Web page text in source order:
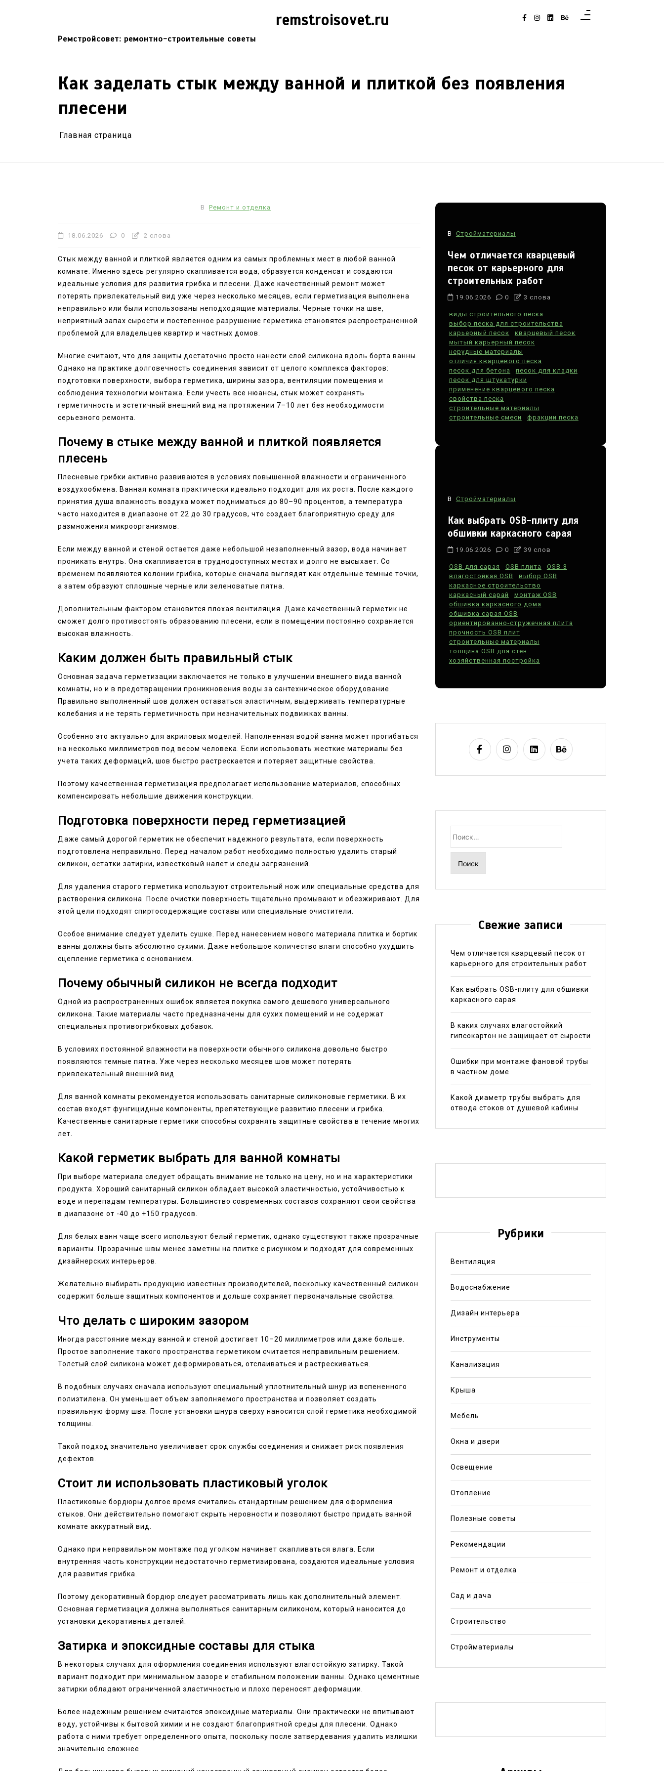
remstroisovet.ru
Ремстройсовет: ремонтно-строительные советы
Как заделать стык между ванной и плиткой без появления
плесени
Главная страница
В Ремонт и отделка
18.06.2026 0 2 слова
Стык между ванной и плиткой является одним из самых проблемных мест в любой ванной
комнате. Именно здесь регулярно скапливается вода, образуется конденсат и создаются
идеальные условия для развития грибка и плесени. Даже качественный ремонт может
потерять привлекательный вид уже через несколько месяцев, если герметизация выполнена
неправильно или были использованы неподходящие материалы. Черные точки на шве,
неприятный запах сырости и постепенное разрушение герметика становятся распространенной
проблемой для владельцев квартир и частных домов.
Многие считают, что для защиты достаточно просто нанести слой силикона вдоль борта ванны.
Однако на практике долговечность соединения зависит от целого комплекса факторов:
подготовки поверхности, выбора герметика, ширины зазора, вентиляции помещения и
соблюдения технологии монтажа. Если учесть все нюансы, стык может сохранять
герметичность и эстетичный внешний вид на протяжении 7–10 лет без необходимости
серьезного ремонта.
Почему в стыке между ванной и плиткой появляется
плесень
Плесневые грибки активно развиваются в условиях повышенной влажности и ограниченного
воздухообмена. Ванная комната практически идеально подходит для их роста. После каждого
принятия душа влажность воздуха может подниматься до 80–90 процентов, а температура
часто находится в диапазоне от 22 до 30 градусов, что создает благоприятную среду для
размножения микроорганизмов.
Если между ванной и стеной остается даже небольшой незаполненный зазор, вода начинает
проникать внутрь. Она скапливается в труднодоступных местах и долго не высыхает. Со
временем появляются колонии грибка, которые сначала выглядят как отдельные темные точки,
а затем образуют сплошные черные или зеленоватые пятна.
Дополнительным фактором становится плохая вентиляция. Даже качественный герметик не
сможет долго противостоять образованию плесени, если в помещении постоянно сохраняется
высокая влажность.
Каким должен быть правильный стык
Основная задача герметизации заключается не только в улучшении внешнего вида ванной
комнаты, но и в предотвращении проникновения воды за сантехническое оборудование.
Правильно выполненный шов должен оставаться эластичным, выдерживать температурные
колебания и не терять герметичность при незначительных подвижках ванны.
Особенно это актуально для акриловых моделей. Наполненная водой ванна может прогибаться
на несколько миллиметров под весом человека. Если использовать жесткие материалы без
учета таких деформаций, шов быстро растрескается и потеряет защитные свойства.
Поэтому качественная герметизация предполагает использование материалов, способных
компенсировать небольшие движения конструкции.
Подготовка поверхности перед герметизацией
Даже самый дорогой герметик не обеспечит надежного результата, если поверхность
подготовлена неправильно. Перед началом работ необходимо полностью удалить старый
силикон, остатки затирки, известковый налет и следы загрязнений.
Для удаления старого герметика используют строительный нож или специальные средства для
растворения силикона. После очистки поверхность тщательно промывают и обезжиривают. Для
этой цели подходят спиртосодержащие составы или специальные очистители.
Особое внимание следует уделить сушке. Перед нанесением нового материала плитка и бортик
ванны должны быть абсолютно сухими. Даже небольшое количество влаги способно ухудшить
сцепление герметика с основанием.
Почему обычный силикон не всегда подходит
Одной из распространенных ошибок является покупка самого дешевого универсального
силикона. Такие материалы часто предназначены для сухих помещений и не содержат
специальных противогрибковых добавок.
В условиях постоянной влажности на поверхности обычного силикона довольно быстро
появляются темные пятна. Уже через несколько месяцев шов может потерять
привлекательный внешний вид.
Для ванной комнаты рекомендуется использовать санитарные силиконовые герметики. В их
состав входят фунгицидные компоненты, препятствующие развитию плесени и грибка.
Качественные санитарные герметики способны сохранять защитные свойства в течение многих
лет.
Какой герметик выбрать для ванной комнаты
При выборе материала следует обращать внимание не только на цену, но и на характеристики
продукта. Хороший санитарный силикон обладает высокой эластичностью, устойчивостью к
воде и перепадам температуры. Большинство современных составов сохраняют свои свойства
в диапазоне от -40 до +150 градусов.
Для белых ванн чаще всего используют белый герметик, однако существуют также прозрачные
варианты. Прозрачные швы менее заметны на плитке с рисунком и подходят для современных
дизайнерских интерьеров.
Желательно выбирать продукцию известных производителей, поскольку качественный силикон
содержит больше защитных компонентов и дольше сохраняет первоначальные свойства.
Что делать с широким зазором
Иногда расстояние между ванной и стеной достигает 10–20 миллиметров или даже больше.
Простое заполнение такого пространства герметиком считается неправильным решением.
Толстый слой силикона может деформироваться, отслаиваться и растрескиваться.
В подобных случаях сначала используют специальный уплотнительный шнур из вспененного
полиэтилена. Он уменьшает объем заполняемого пространства и позволяет создать
правильную форму шва. После установки шнура сверху наносится слой герметика необходимой
толщины.
Такой подход значительно увеличивает срок службы соединения и снижает риск появления
дефектов.
Стоит ли использовать пластиковый уголок
Пластиковые бордюры долгое время считались стандартным решением для оформления
стыков. Они действительно помогают скрыть неровности и позволяют быстро придать ванной
комнате аккуратный вид.
Однако при неправильном монтаже под уголком начинает скапливаться влага. Если
внутренняя часть конструкции недостаточно герметизирована, создаются идеальные условия
для развития грибка.
Поэтому декоративный бордюр следует рассматривать лишь как дополнительный элемент.
Основная герметизация должна выполняться санитарным силиконом, который наносится до
установки декоративных деталей.
Затирка и эпоксидные составы для стыка
В некоторых случаях для оформления соединения используют влагостойкую затирку. Такой
вариант подходит при минимальном зазоре и стабильном положении ванны. Однако цементные
затирки обладают ограниченной эластичностью и плохо переносят деформации.
Более надежным решением считаются эпоксидные материалы. Они практически не впитывают
воду, устойчивы к бытовой химии и не создают благоприятной среды для плесени. Однако
работа с ними требует определенного опыта, поскольку после затвердевания удалить излишки
значительно сложнее.
В Стройматериалы
Чем отличается кварцевый
песок от карьерного для
строительных работ
19.06.2026 0 3 слова
виды строительного песка
выбор песка для строительства
карьерный песок
кварцевый песок
мытый карьерный песок
нерудные материалы
отличия кварцевого песка
песок для бетона
песок для кладки
песок для штукатурки
применение кварцевого песка
свойства песка
строительные материалы
строительные смеси
фракции песка
В Стройматериалы
Как выбрать OSB-плиту для
обшивки каркасного сарая
19.06.2026 0 39 слов
OSB для сарая OSB плита
OSB-3
влагостойкая OSB
выбор OSB
каркасное строительство
каркасный сарай
монтаж OSB
обшивка каркасного дома
обшивка сарая OSB
ориентированно-стружечная плита
прочность OSB плит
строительные материалы
толщина OSB для стен
хозяйственная постройка
Свежие записи
Чем отличается кварцевый песок от
карьерного для строительных работ
Как выбрать OSB-плиту для обшивки
каркасного сарая
В каких случаях влагостойкий
гипсокартон не защищает от сырости
Ошибки при монтаже фановой трубы
в частном доме
Какой диаметр трубы выбрать для
отвода стоков от душевой кабины
Рубрики
Вентиляция
Водоснабжение
Дизайн интерьера
Инструменты
Канализация
Крыша
Мебель
Окна и двери
Освещение
Отопление
Полезные советы
Рекомендации
Ремонт и отделка
Сад и дача
Строительство
Стройматериалы